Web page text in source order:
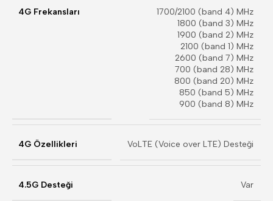
4G Frekansları
1700/2100 (band 4) MHz
1800 (band 3) MHz
1900 (band 2) MHz
2100 (band 1) MHz
2600 (band 7) MHz
700 (band 28) MHz
800 (band 20) MHz
850 (band 5) MHz
900 (band 8) MHz
4G Özellikleri VoLTE (Voice over LTE) Desteği
4.5G Desteği Var